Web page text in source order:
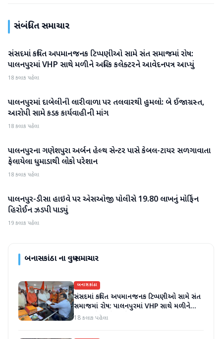
સંબંધિત સમાચાર
બનાસકાંઠા
સંસદમાં કથિત અપમાનજનક ટિપ્પણીઓ સામે સંત સમાજમાં રોષ:
પાલનપુરમાં VHP સાથે મળીને અધિક કલેક્ટરને આવેદનપત્ર આપ્યું
18 કલાક પહેલા
બનાસકાંઠા
પાલનપુરમાં દાબેલીની લારીવાળા પર તલવારથી હુમલો: બે ઈજાગ્રસ્ત,
આરોપી સામે કડક કાર્યવાહીની માંગ
18 કલાક પહેલા
બનાસકાંઠા
પાલનપુરના ગણેશપુરા અર્બન હેલ્થ સેન્ટર પાસે કેબલ-ટાયર સળગાવાતા
ફેલાયેલા ધુમાડાથી લોકો પરેશાન
18 કલાક પહેલા
બનાસકાંઠા
પાલનપુર-ડીસા હાઇવે પર એસઓજી પોલીસે 19.80 લાખનું મોર્ફિન
હિરોઈન ઝડપી પાડ્યું
19 કલાક પહેલા
બનાસકાંઠાના વધુ સમાચાર
બનાસકાંઠા
સંસદમાં કથિત અપમાનજનક ટિપ્પણીઓ સામે સંત
સમાજમાં રોષ: પાલનપુરમાં VHP સાથે મળીને
અધિક કલેક્ટરને આવેદનપત્ર આપ્યું
18 કલાક પહેલા